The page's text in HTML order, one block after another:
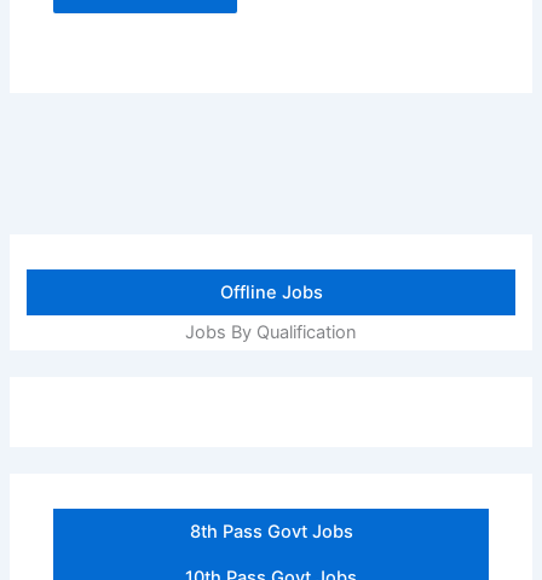
Offline Jobs
Jobs By Qualification
8th Pass Govt Jobs